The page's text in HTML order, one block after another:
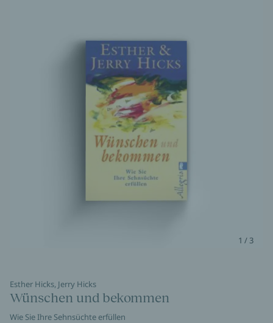
1 / 3
Esther Hicks, Jerry Hicks
Wünschen und bekommen
Wie Sie Ihre Sehnsüchte erfüllen